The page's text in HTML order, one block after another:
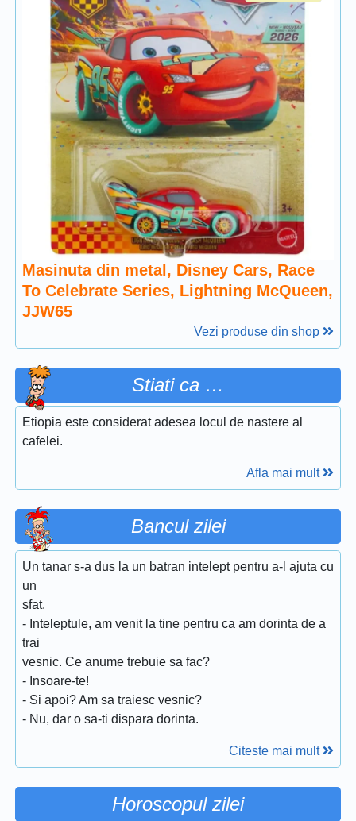
Masinuta din metal, Disney Cars, Race
To Celebrate Series, Lightning McQueen,
JJW65
Vezi produse din shop
Stiati ca …
Etiopia este considerat adesea locul de nastere al
cafelei.
Afla mai mult
Bancul zilei
Un tanar s-a dus la un batran intelept pentru a-l ajuta cu
un
sfat.
- Inteleptule, am venit la tine pentru ca am dorinta de a
trai
vesnic. Ce anume trebuie sa fac?
- Insoare-te!
- Si apoi? Am sa traiesc vesnic?
- Nu, dar o sa-ti dispara dorinta.
Citeste mai mult
Horoscopul zilei